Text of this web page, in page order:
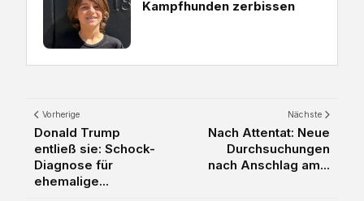
Kampfhunden zerbissen
Vorherige
Donald Trump
entließ sie: Schock-
Diagnose für
ehemalige...
Nächste
Nach Attentat: Neue
Durchsuchungen
nach Anschlag am...